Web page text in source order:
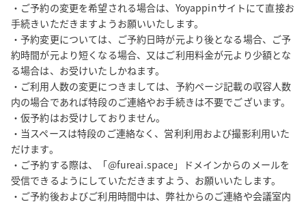
・ご予約の変更を希望される場合は、Yoyappinサイトにて直接お
手続きいただきますようお願いいたします。
・予約変更については、ご予約日時が元より後となる場合、ご予
約時間が元より短くなる場合、又はご利用料金が元より少額とな
る場合は、お受けいたしかねます。
・ご利用人数の変更につきましては、予約ページ記載の収容人数
内の場合であれば特段のご連絡やお手続きは不要でございます。
・仮予約はお受けしておりません。
・当スペースは特段のご連絡なく、営利利用および撮影利用いた
だけます。
・ご予約する際は、「@fureai.space」ドメインからのメールを
受信できるようにしていただきますよう、お願いいたします。
・ご予約後およびご利用時間中は、弊社からのご連絡や会議室内